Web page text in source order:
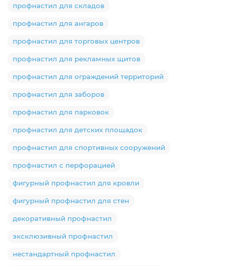
профнастил для складов
профнастил для ангаров
профнастил для торговых центров
профнастил для рекламных щитов
профнастил для ограждений территорий
профнастил для заборов
профнастил для парковок
профнастил для детских площадок
профнастил для спортивных сооружений
профнастил с перфорацией
фигурный профнастил для кровли
фигурный профнастил для стен
декоративный профнастил
эксклюзивный профнастил
нестандартный профнастил